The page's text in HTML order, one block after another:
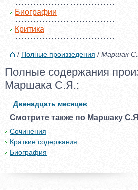
Биографии
Критика
/ Полные произведения / Маршак
Полные содержания
Маршака С.Я.:
Двенадцать месяцев
Смотрите также по Маршаку
Сочинения
Краткие содержания
Биография